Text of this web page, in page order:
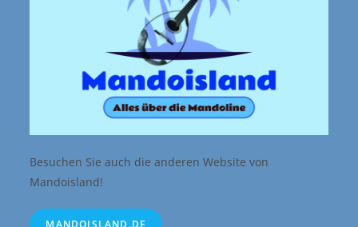
Besuchen Sie auch die anderen Website von
Mandoisland!
MANDOISLAND.DE